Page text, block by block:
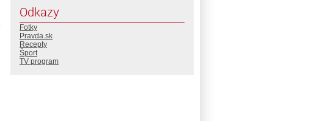
Odkazy
Fotky
Pravda.sk
Recepty
Šport
TV program